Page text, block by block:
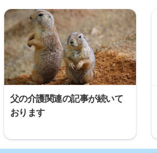
父の介護関連の記事が続いて
おります